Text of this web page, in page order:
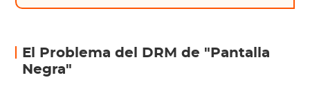
El Problema del DRM de "Pantalla
Negra"